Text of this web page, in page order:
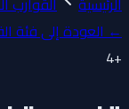
←العودة إلى فئة
4